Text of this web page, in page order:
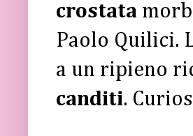
crostata
Paolo Quilici.
a un ripieno
canditi.